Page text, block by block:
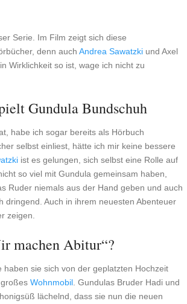
Serie. Im Film zeigt sich diese
denn auch Andrea Sawatzki und Axel
Wirklichkeit so ist, wage ich nicht zu
Gundula Bundschuh
habe ich sogar bereits als Hörbuch
selbst einliest, hätte ich mir keine bessere
ist es gelungen, sich selbst eine Rolle auf
so viel mit Gundula gemeinsam haben,
Ruder niemals aus der Hand geben und auch
dringend. Auch in ihrem neuesten Abenteuer
zeigen.
machen Abitur“?
sie sich von der geplatzten Hochzeit
Wohnmobil . Gundulas Bruder Hadi und
lächelnd, dass sie nun die neuen